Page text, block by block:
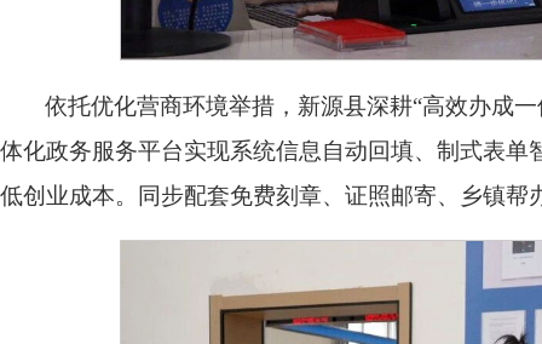
依托优化营商环境举措，新源县深耕“高效办成
体化政务服务平台实现系统信息自动回填、制式表
低创业成本。同步配套免费刻章、证照邮寄、乡镇